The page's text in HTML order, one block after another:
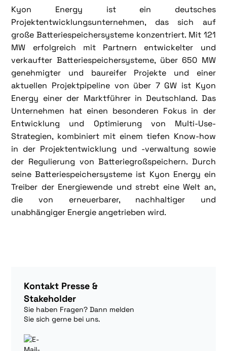
Kyon Energy ist ein deutsches
Projektentwicklungsunternehmen, das sich auf
große Batteriespeichersysteme konzentriert. Mit 121
MW erfolgreich mit Partnern entwickelter und
verkaufter Batteriespeichersysteme, über 650 MW
genehmigter und baureifer Projekte und einer
aktuellen Projektpipeline von über 7 GW ist Kyon
Energy einer der Marktführer in Deutschland. Das
Unternehmen hat einen besonderen Fokus in der
Entwicklung und Optimierung von Multi-Use-
Strategien, kombiniert mit einem tiefen Know-how
in der Projektentwicklung und -verwaltung sowie
der Regulierung von Batteriegroßspeichern. Durch
seine Batteriespeichersysteme ist Kyon Energy ein
Treiber der Energiewende und strebt eine Welt an,
die von erneuerbarer, nachhaltiger und
unabhängiger Energie angetrieben wird.
Kontakt Presse &
Stakeholder
Sie haben Fragen? Dann melden
Sie sich gerne bei uns.